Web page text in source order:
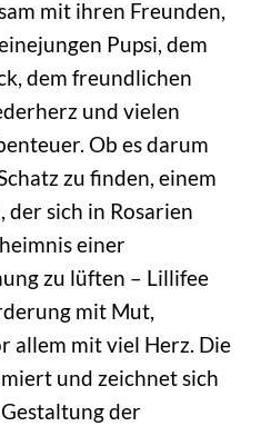
mit ihren Freunden,
Pupsi, dem
dem freundlichen
und vielen
Ob es darum
zu finden, einem
der sich in Rosarien
einer
zu lüften – Lillifee
mit Mut,
allem mit viel Herz. Die
und zeichnet sich
der